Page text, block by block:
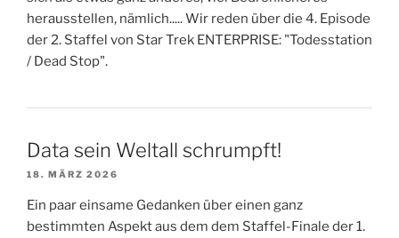
herausstellen, nämlich..... Wir reden über die 4. Episode
der 2. Staffel von Star Trek ENTERPRISE: "Todesstation
/ Dead Stop".
Data sein Weltall schrumpft!
18. MÄRZ 2026
Ein paar einsame Gedanken über einen ganz
bestimmten Aspekt aus dem dem Staffel-Finale der 1.